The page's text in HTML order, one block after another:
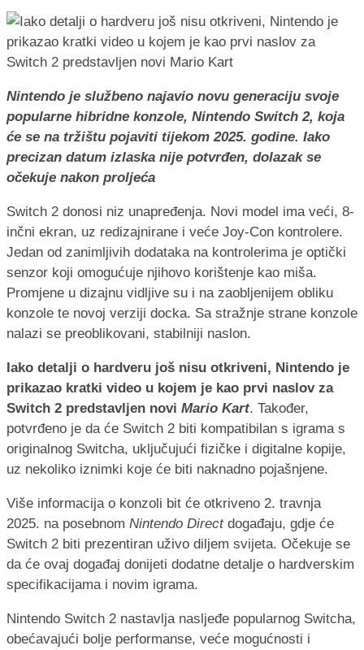
Nintendo je službeno najavio novu generaciju svoje
popularne hibridne konzole, Nintendo Switch 2, koja
će se na tržištu pojaviti tijekom 2025. godine. Iako
precizan datum izlaska nije potvrđen, dolazak se
očekuje nakon proljeća
Switch 2 donosi niz unapređenja. Novi model ima veći, 8-
inčni ekran, uz redizajnirane i veće Joy-Con kontrolere.
Jedan od zanimljivih dodataka na kontrolerima je optički
senzor koji omogućuje njihovo korištenje kao miša.
Promjene u dizajnu vidljive su i na zaobljenijem obliku
konzole te novoj verziji docka. Sa stražnje strane konzole
nalazi se preoblikovani, stabilniji naslon.
Iako detalji o hardveru još nisu otkriveni, Nintendo je
prikazao kratki video u kojem je kao prvi naslov za
Switch 2 predstavljen novi Mario Kart. Također,
potvrđeno je da će Switch 2 biti kompatibilan s igrama s
originalnog Switcha, uključujući fizičke i digitalne kopije,
uz nekoliko iznimki koje će biti naknadno pojašnjene.
Više informacija o konzoli bit će otkriveno 2. travnja
2025. na posebnom Nintendo Directdogađaju, gdje će
Switch 2 biti prezentiran uživo diljem svijeta. Očekuje se
da će ovaj događaj donijeti dodatne detalje o hardverskim
specifikacijama i novim igrama.
Nintendo Switch 2 nastavlja nasljeđe popularnog Switcha,
obećavajući bolje performanse, veće mogućnosti i